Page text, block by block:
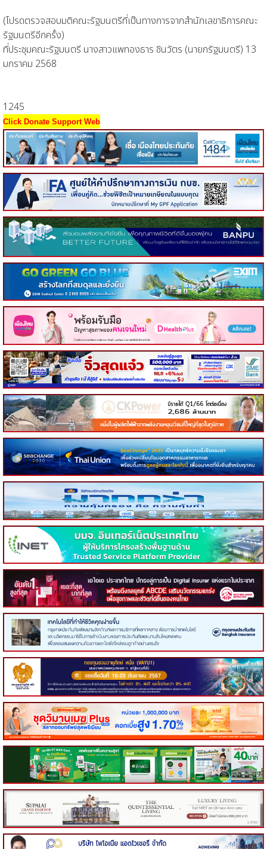
(โปรดตรวจสอบมติคณะรัฐมนตรีที่เป็นทางการจากสำนักเลขาธิการคณะ
รัฐมนตรีอีกครั้ง)
ที่ประชุมคณะรัฐมนตรี นางสาวแพทองธาร ชินวัตร (นายกรัฐมนตรี) 13
มกราคม 2568
1245
Click Donate Support Web